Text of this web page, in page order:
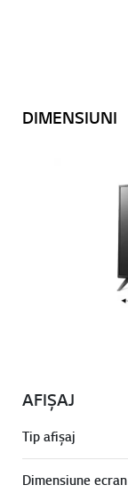
DIMENSIUNI
AFIȘAJ
Tip afișaj
Dimensiune ecran